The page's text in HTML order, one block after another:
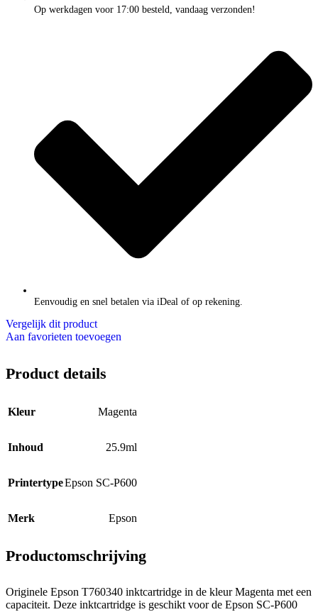
Op werkdagen voor 17:00 besteld, vandaag verzonden!
Eenvoudig en snel betalen via iDeal of op rekening.
Vergelijk dit product
Aan favorieten toevoegen
Product details
Kleur Magenta
Inhoud 25.9ml
PrintertypeEpson SC-P600
Merk Epson
Productomschrijving
Originele Epson T760340 inktcartridge in de kleur Magenta met een
capaciteit. Deze inktcartridge is geschikt voor de Epson SC-P600